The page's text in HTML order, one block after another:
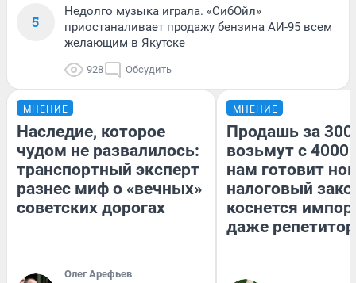
5
Недолго музыка играла. «СибОйл»
приостаналивает продажу бензина АИ-95 всем
желающим в Якутске
928 Обсудить
МНЕНИЕ
Наследие, которое
чудом не развалилось:
транспортный эксперт
разнес миф о «вечных»
советских дорогах
Олег Арефьев
МНЕНИЕ
Продашь за
возьмут с
нам готовит
налоговый
коснется
даже